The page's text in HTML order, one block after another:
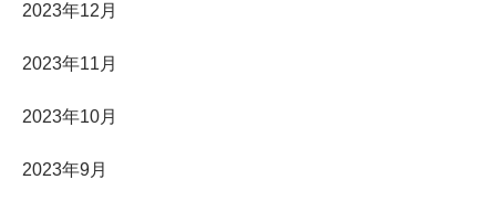
2023年12月
2023年11月
2023年10月
2023年9月